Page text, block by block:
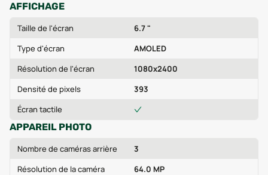
AFFICHAGE
Taille de l'écran
6.7 "
Type d'écran
AMOLED
Résolution de l'écran
1080x2400
Densité de pixels
393
Écran tactile
APPAREIL PHOTO
Nombre de caméras arrière
3
Résolution de la caméra
64.0 MP